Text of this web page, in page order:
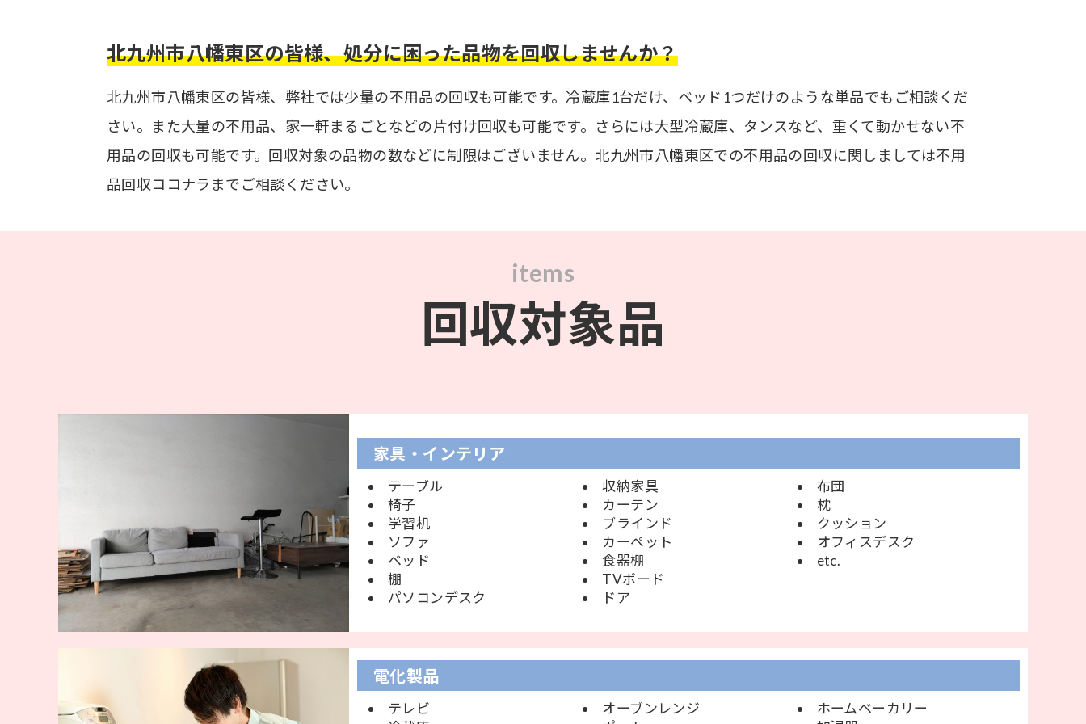
北九州市八幡東区の皆様、処分に困った品物を回収しませんか？
北九州市八幡東区の皆様、弊社では少量の不用品の回収も可能です。冷蔵庫1台だけ、ベッド1つだけのような単品でもご相談くだ
さい。また大量の不用品、家一軒まるごとなどの片付け回収も可能です。さらには大型冷蔵庫、タンスなど、重くて動かせない不
用品の回収も可能です。回収対象の品物の数などに制限はございません。北九州市八幡東区での不用品の回収に関しましては不用
品回収ココナラまでご相談ください。
items
回収対象品
家具・インテリア
テーブル
椅子
学習机
ソファ
ベッド
棚
パソコンデスク
収納家具
カーテン
ブラインド
カーペット
食器棚
TVボード
ドア
布団
枕
クッション
オフィスデスク
etc.
電化製品
テレビ
オーブンレンジ
ホームベーカリー